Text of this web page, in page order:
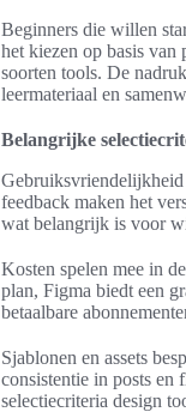
Beginners die willen
het kiezen op basis van
soorten tools. De
leermateriaal en
Belangrijke
Gebruiksvriendelijkheid
feedback maken het
wat belangrijk is voor
Kosten spelen mee in
plan, Figma biedt een
betaalbare
Sjablonen en assets
consistentie in posts en
selectiecriteria design